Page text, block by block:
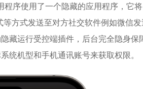
序使用了一个隐藏的应用程序，它
方式发送至对方社交软件例如微信
藏运行受控端插件，后台完全隐身保
统机型和手机通讯账号来获取权限。